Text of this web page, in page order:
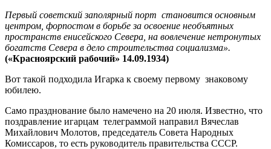
Первый советский заполярный порт становится основным
центром, форпостом в борьбе за освоение необъятных
пространств енисейского Севера, на вовлечение нетронутых
богатств Севера в дело строительства социализма».
(«Красноярский рабочий» 14.09.1934)
Вот такой подходила Игарка к своему первому знаковому
юбилею.
Само празднование было намечено на 20 июля. Известно, что
поздравление игарцам телеграммой направил Вячеслав
Михайлович Молотов, председатель Совета Народных
Комиссаров, то есть руководитель правительства СССР.